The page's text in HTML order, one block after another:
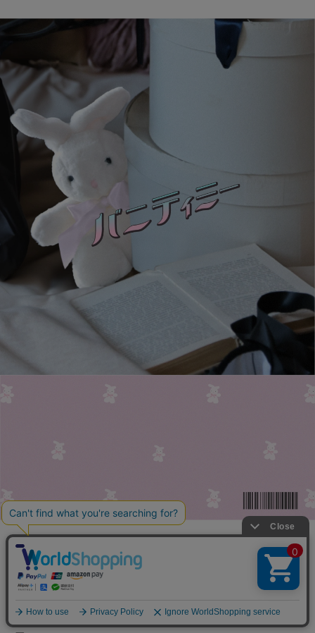
お買い上げ金額
11,000円（税込）以上で送料無料